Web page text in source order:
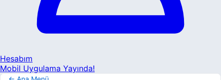
Hesabım
Mobil Uygulama Yayında!